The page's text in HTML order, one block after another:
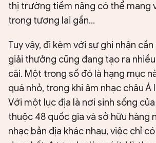
thị trường tiềm năng có thể mang
trong tương lai gần...
Tuy vậy, đi kèm với sự ghi nhận
giải thưởng cũng đang tạo ra
cãi. Một trong số đó là hạng mục
quá nhỏ, trong khi âm nhạc châu Á
Với một lục địa là nơi sinh sống
thuộc 48 quốc gia và sở hữu hàng
nhạc bản địa khác nhau, việc chỉ